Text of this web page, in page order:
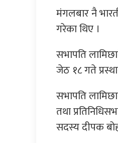
मंगलबार नै
गरेका थिए ।
सभापति
जेठ १८ गते
सभापति
तथा
सदस्य दीपक